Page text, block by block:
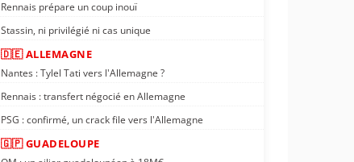
Rennais prépare un coup inouï
Stassin, ni privilégié ni cas unique
🇩🇪 ALLEMAGNE
Nantes : Tylel Tati vers l'Allemagne ?
Rennais : transfert négocié en Allemagne
PSG : confirmé, un crack file vers l'Allemagne
🇬🇵 GUADELOUPE